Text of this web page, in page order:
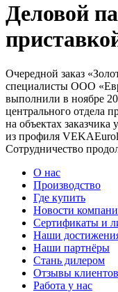
Деловой
Очередной заказ
специалисты ООО
выполнили в ноябре
центрального отдела
на объектах
из профиля VEKA
Сотрудничество
О нас
Производство
Где купить
Новости
Сертификаты и
Наши
Наши партнёры
Стань дилером
Отзывы клиентов
Работа у нас